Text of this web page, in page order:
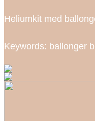
Heliumkit med
Keywords: ballonger